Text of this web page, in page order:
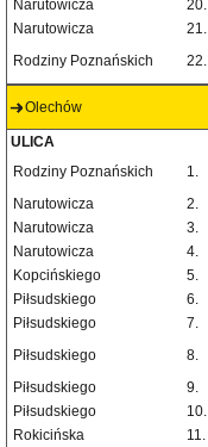
Narutowicza
20.
Narutowicza
21.
Rodziny Poznańskich
22.
Olechów
ULICA
Rodziny Poznańskich
1.
Narutowicza 2.
Narutowicza
3.
Narutowicza
4.
Kopcińskiego
5.
Piłsudskiego
6.
Piłsudskiego
7.
Piłsudskiego
8.
Piłsudskiego 9.
Piłsudskiego
10.
Rokicińska
11.